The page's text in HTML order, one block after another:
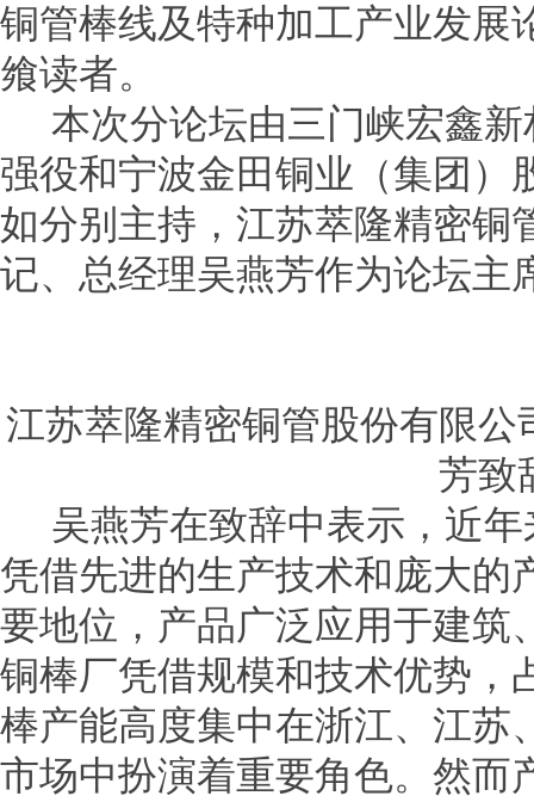
铜管棒线及特种加工产业发展
飨读者。
本次分论坛由三门峡宏鑫
强役和宁波金田铜业（集团）
如分别主持，江苏萃隆精密铜
记、总经理吴燕芳作为论坛主
江苏萃隆精密铜管股份有限
芳致
吴燕芳在致辞中表示，近
凭借先进的生产技术和庞大的
要地位，产品广泛应用于建筑
铜棒厂凭借规模和技术优势，
棒产能高度集中在浙江、江苏
市场中扮演着重要角色。然而